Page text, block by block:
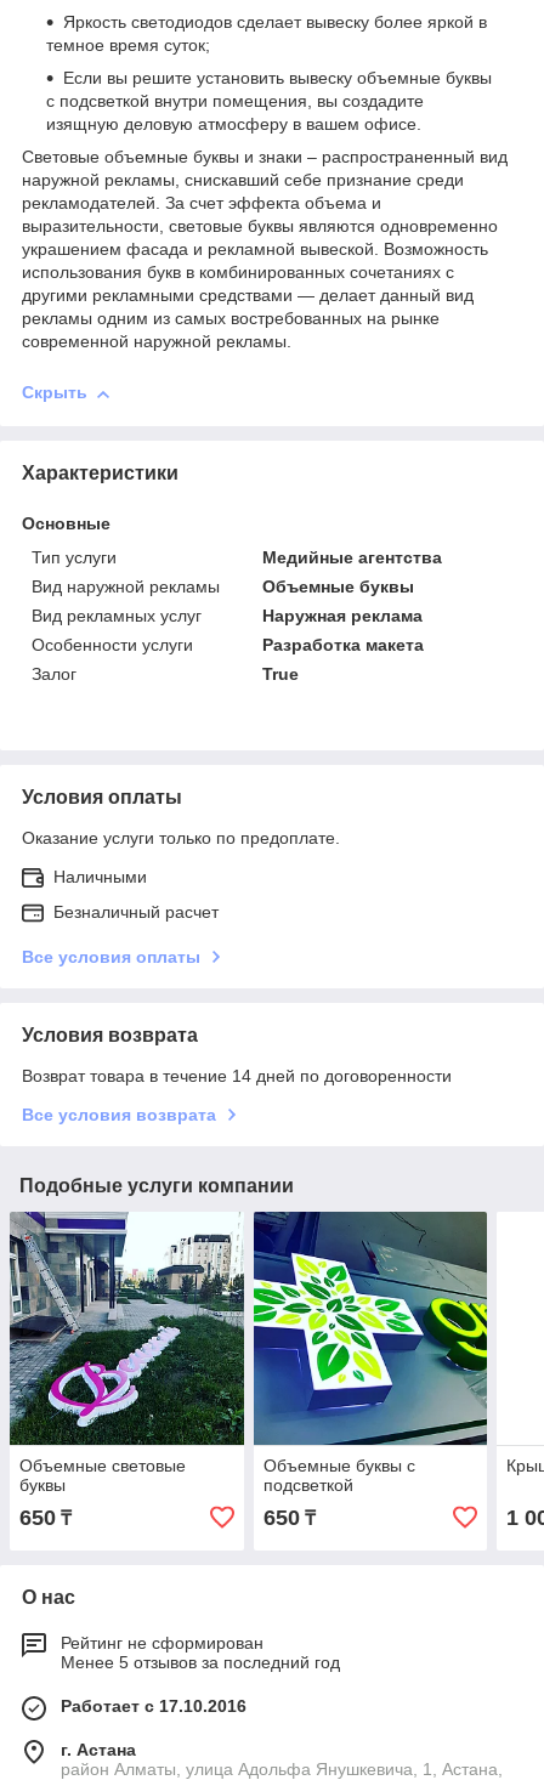
Яркость светодиодов сделает вывеску более яркой в
темное время суток;
Если вы решите установить вывеску объемные буквы
с подсветкой внутри помещения, вы создадите
изящную деловую атмосферу в вашем офисе.
Световые объемные буквы и знаки – распространенный вид
наружной рекламы, снискавший себе признание среди
рекламодателей. За счет эффекта объема и
выразительности, световые буквы являются одновременно
украшением фасада и рекламной вывеской. Возможность
использования букв в комбинированных сочетаниях с
другими рекламными средствами ― делает данный вид
рекламы одним из самых востребованных на рынке
современной наружной рекламы.
Скрыть
Характеристики
Основные
Тип услуги
Медийные агентства
Вид наружной рекламы
Объемные буквы
Вид рекламных услуг
Наружная реклама
Особенности услуги
Разработка макета
Залог
True
Условия оплаты
Оказание услуги только по предоплате.
Наличными
Безналичный расчет
Все условия оплаты
Условия возврата
Возврат товара в течение 14 дней по договоренности
Все условия возврата
Подобные услуги компании
Объемные световые
буквы
650 ₸
Объемные буквы с
подсветкой
650₸ 1
О нас
Рейтинг не сформирован
Менее 5 отзывов за последний год
Работает с 17.10.2016
г. Астана
район Алматы, улица Адольфа Янушкевича, 1, Астана,